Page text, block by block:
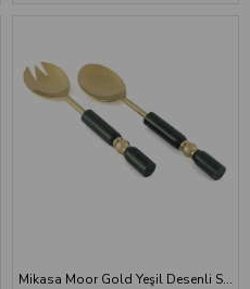
Mikasa Moor Gold Yeşil Desenli Salata Servis Seti